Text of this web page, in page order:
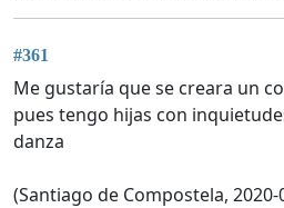
#361
Me gustaría que se creara un
pues tengo hijas con
danza
(Santiago de Compostela, 2020-